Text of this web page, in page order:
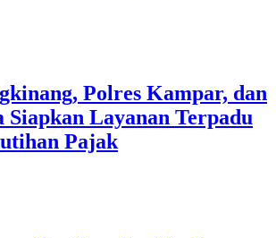
Polres Kampar, dan
Siapkan Layanan Terpadu
Pajak